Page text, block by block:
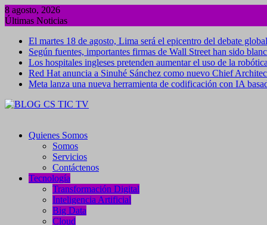
Saltar
al
8 agosto, 2026
Últimas Noticias
El martes 18 de agosto, Lima será el epicentro del debate
Según fuentes, importantes firmas de Wall Street han sido
Los hospitales ingleses pretenden aumentar el uso de la
Red Hat anuncia a Sinuhé Sánchez como nuevo Chief
Meta lanza una nueva herramienta de codificación con IA
Quienes Somos
Somos
Servicios
Contáctenos
Tecnología
Transformación Digital
Inteligencia Artificial
Big Data
Cloud